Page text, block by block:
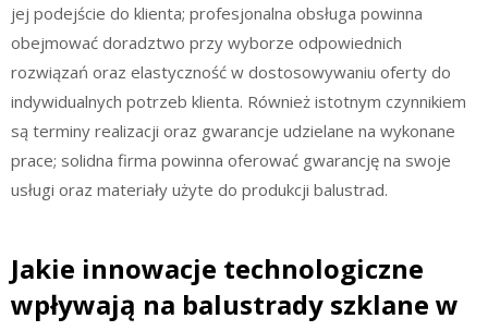
jej podejście do klienta; profesjonalna obsługa powinna
obejmować doradztwo przy wyborze odpowiednich
rozwiązań oraz elastyczność w dostosowywaniu oferty do
indywidualnych potrzeb klienta. Również istotnym czynnikiem
są terminy realizacji oraz gwarancje udzielane na wykonane
prace; solidna firma powinna oferować gwarancję na swoje
usługi oraz materiały użyte do produkcji balustrad.
Jakie innowacje technologiczne
wpływają na balustrady szklane w